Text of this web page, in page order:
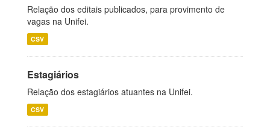
Relação dos editais publicados, para provimento de
vagas na Unifei.
CSV
Estagiários
Relação dos estagiários atuantes na Unifei.
CSV